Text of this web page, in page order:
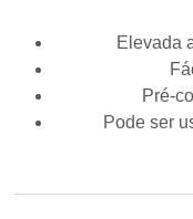
Elevada
Pré-
Pode ser